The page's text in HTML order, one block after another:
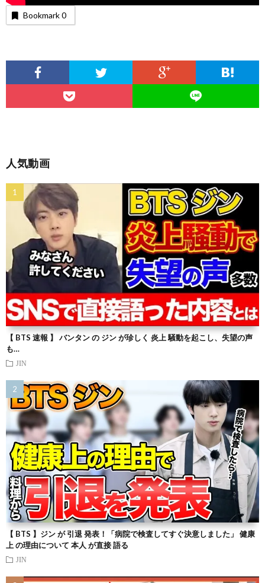
Bookmark0
人気動画
【 BTS 速報 】 バンタン の ジン が珍しく 炎上 騒動を起こし、失望の声
も…
JIN
【 BTS 】ジン が 引退 発表！「病院で検査してすぐ決意しました」 健康
上 の理由について 本人 が直接 語る
JIN